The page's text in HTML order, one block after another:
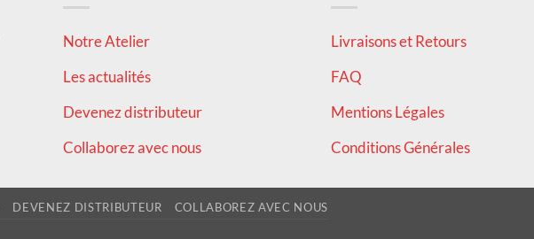
Notre Atelier
Les actualités
Devenez distributeur
Collaborez avec nous
Livraisons et Retours
FAQ
Mentions Légales
Conditions Générales
DEVENEZ DISTRIBUTEUR COLLABOREZ AVEC NOUS